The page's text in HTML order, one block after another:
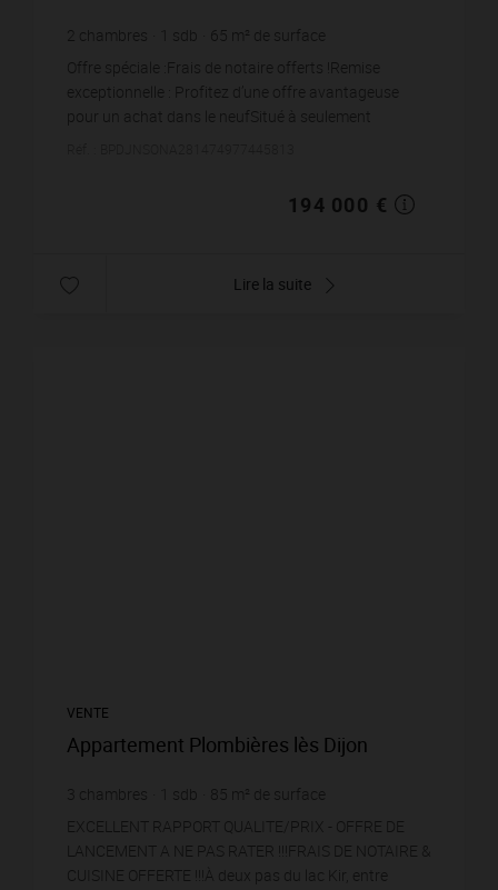
2 chambres sdb 65 m² de surface
46
m² de terrain prix / m²
Offre spéciale :Frais de notaire offerts !Remise
exceptionnelle : Profitez d’une offre avantageuse
pour un achat dans le neufSitué à seulement
194 000 €
Lire la suite
VENTE
Appartement Plombières lès Dijon
3 chambres sdb 85 m² de surface
3 164,71 € prix / m²
EXCELLENT RAPPORT QUALITE/PRIX - OFFRE DE
LANCEMENT A NE PAS RATER !!!FRAIS DE NOTAIRE &
CUISINE OFFERTE !!!À deux pas du lac Kir, entre